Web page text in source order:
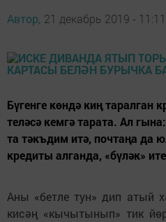
Автор, 21 декабрь 2019 - 11:11
Бүгенге көндә киң таралган
теләсә кемгә тарата. Ал
та тәкъдим итә, почтаңа да
кредиты алганда, «бүләк»
Аны «бетле тун» дип атый
кисәң «кычытынып» тик